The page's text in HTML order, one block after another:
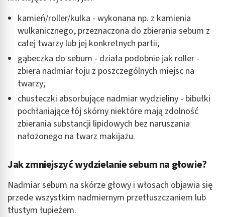
kamień/roller/kulka - wykonana np. z kamienia
wulkanicznego, przeznaczona do zbierania sebum z
całej twarzy lub jej konkretnych partii;
gąbeczka do sebum - działa podobnie jak roller -
zbiera nadmiar łoju z poszczególnych miejsc na
twarzy;
chusteczki absorbujące nadmiar wydzieliny - bibułki
pochłaniające łój skórny niektóre mają zdolność
zbierania substancji lipidowych bez naruszania
nałożonego na twarz makijażu.
Jak zmniejszyć wydzielanie sebum na głowie?
Nadmiar sebum na skórze głowy i włosach objawia się
przede wszystkim nadmiernym przetłuszczaniem lub
tłustym łupieżem.